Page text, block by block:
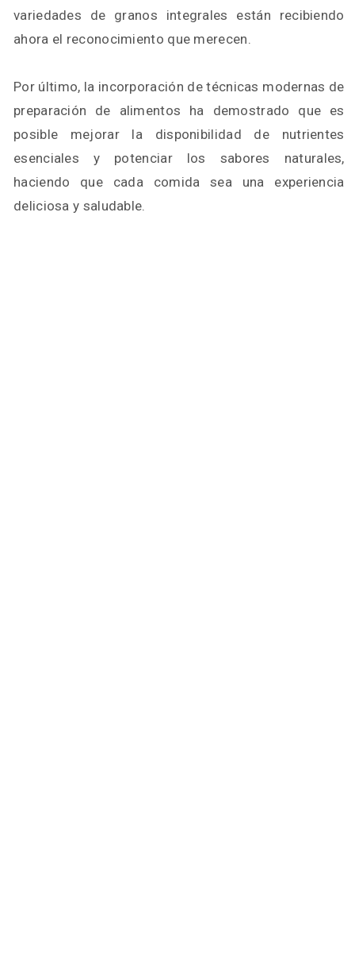
variedades de granos integrales están recibiendo
ahora el reconocimiento que merecen.
Por último, la incorporación de técnicas modernas de
preparación de alimentos ha demostrado que es
posible mejorar la disponibilidad de nutrientes
esenciales y potenciar los sabores naturales,
haciendo que cada comida sea una experiencia
deliciosa y saludable.